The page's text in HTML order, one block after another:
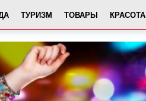
ТУРИЗМ ТОВАРЫ КРАСОТА